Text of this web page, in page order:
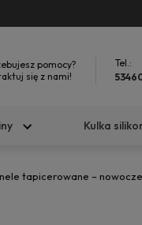
pomocy?
się z nami!
Tel.:
Kulka
tapicerowane –